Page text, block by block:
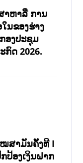
າຫາລື ການ
ນຂອງຮ່າງ
ອງປະຊຸມ
ກົດ 2026.
ສາມັນຄັ້ງທີ I
ປ້ອງເງິນຝາກ